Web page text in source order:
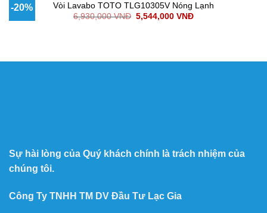
-20%
Vòi Lavabo TOTO TLG10305V Nóng Lạnh
6,930,000VNĐ 5,544,000VNĐ
Sự hài lòng của Quý khách chính là trách nhiệm của
chúng tôi.
Công Ty TNHH TM DV Đầu Tư Lạc Gia